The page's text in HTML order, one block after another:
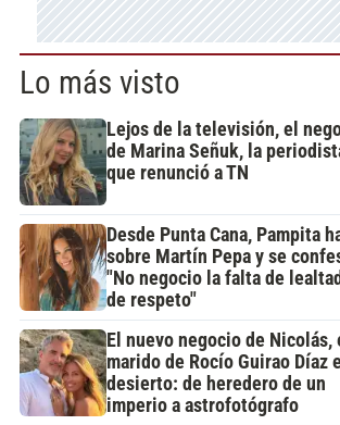
Lo más visto
Lejos de la televisión, el
de Marina Señuk, la
que renunció a TN
Desde Punta Cana, Pampita
sobre Martín Pepa y se
"No negocio la falta de
de respeto"
El nuevo negocio de Nicolás,
marido de Rocío Guirao Díaz
desierto: de heredero de un
imperio a astrofotógrafo